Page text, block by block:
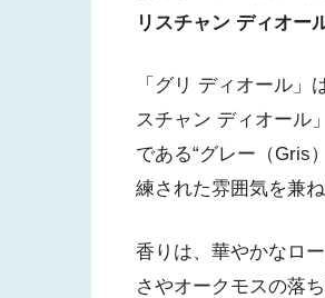
リスチャン ディオー
「グリ ディオール
スチャン ディオール
である“グレー（Gris
練された雰囲気を兼
香りは、華やかなロ
さやオークモスの落